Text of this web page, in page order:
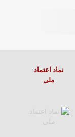
نماد اعتماد
ملی